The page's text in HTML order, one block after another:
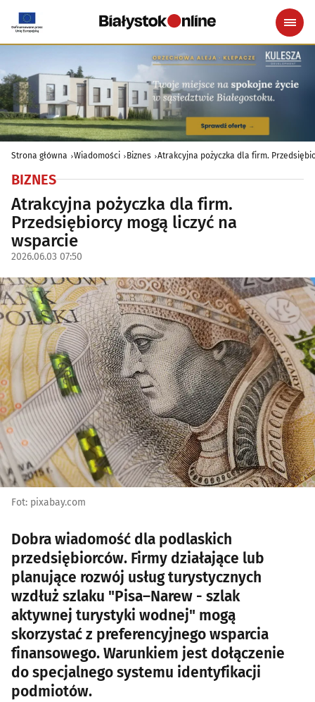
Strona główna Wiadomości Biznes Atrakcyjna pożyczka dla firm.
BIZNES
Atrakcyjna pożyczka dla firm.
Przedsiębiorcy mogą liczyć na
wsparcie
2026.06.03 07:50
Fot: pixabay.com
Dobra wiadomość dla podlaskich
przedsiębiorców. Firmy działające lub
planujące rozwój usług turystycznych
wzdłuż szlaku "Pisa–Narew - szlak
aktywnej turystyki wodnej" mogą
skorzystać z preferencyjnego wsparcia
finansowego. Warunkiem jest dołączenie
do specjalnego systemu identyfikacji
podmiotów.